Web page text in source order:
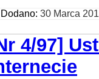
Dodano: 30 Marca
4/97]